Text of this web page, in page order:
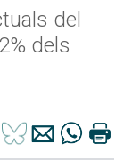
del
dels